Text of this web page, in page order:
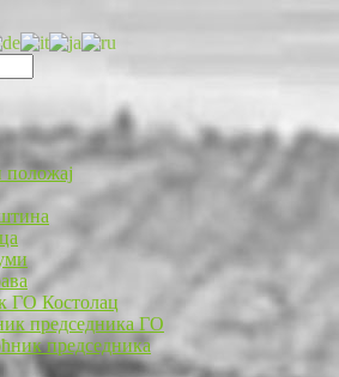
положај
ГО Костолац
председника ГО
председника